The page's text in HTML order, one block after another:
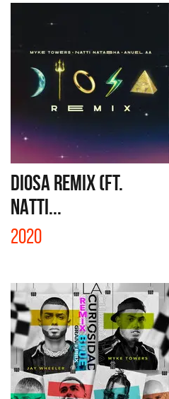
DIOSA REMIX (FT.
NATTI...
2020